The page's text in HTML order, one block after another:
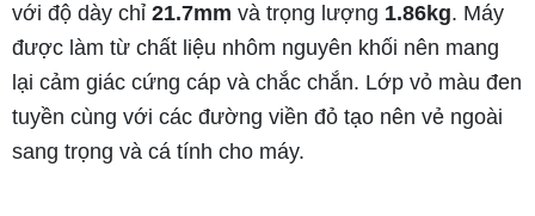
với độ dày chỉ 21.7mm và trọng lượng 1.86kg. Máy
được làm từ chất liệu nhôm nguyên khối nên mang
lại cảm giác cứng cáp và chắc chắn. Lớp vỏ màu đen
tuyền cùng với các đường viền đỏ tạo nên vẻ ngoài
sang trọng và cá tính cho máy.